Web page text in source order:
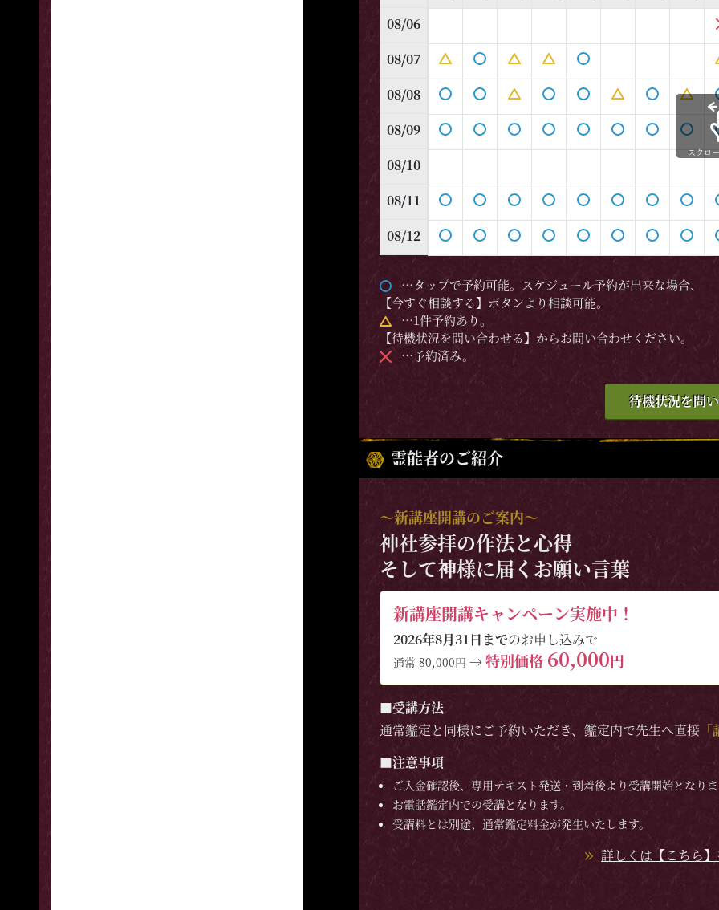
08/06
08/07
08/08
08/09
08/10
08/11
08/12
スクロ
…タップで予約可能。スケジュール予約が出来な場合、
【今すぐ相談する】ボタンより相談可能。
…1件予約あり。
【待機状況を問い合わせる】からお問い合わせください。
…予約済み。
待機状況を問
霊能者のご紹介
〜新講座開講のご案内〜
神社参拝の作法と心得
そして神様に届くお願い言葉
新講座開講キャンペーン実施中！
2026年8月31日までのお申し込みで
通常 80,000円 →特別価格 60,000円
■受講方法
通常鑑定と同様にご予約いただき、鑑定内で先生へ直接
■注意事項
ご入金確認後、専用テキスト発送・到着後より受講開始となり
お電話鑑定内での受講となります。
受講料とは別途、通常鑑定料金が発生いたします。
詳しくは【こちら